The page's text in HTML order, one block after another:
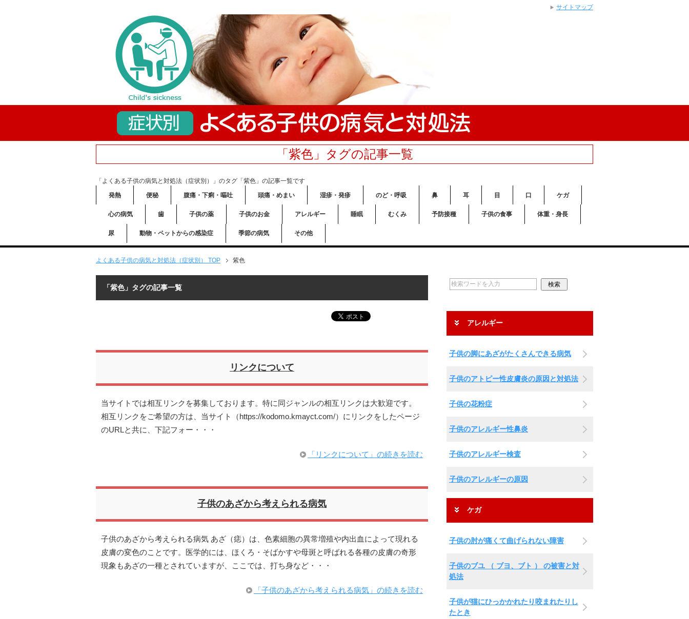
「紫色」タグの記事一覧
「よくある子供の病気と対処法（症状別）」のタグ「紫色」の記事一覧です
発熱
便秘 腹痛・下痢・嘔吐 頭痛・めまい 湿疹・発疹 のど・呼吸 鼻 耳 目 口 ケガ
心の病気 歯 子供の薬 子供のお金 アレルギー 睡眠 むくみ 予防接種 子供の食事 体重・身長
尿 動物・ペットからの感染症 季節の病気 その他
よくある子供の病気と対処法（症状別） TOP 紫色
「紫色」タグの記事一覧
リンクについて
当サイトでは相互リンクを募集しております。特に同ジャンルの相互リンクは大歓迎です。
相互リンクをご希望の方は、当サイト（https://kodomo.kmayct.com/）にリンクをしたページ
のURLと共に、下記フォー・・・
「リンクについて」の続きを読む
子供のあざから考えられる病気
子供のあざから考えられる病気 あざ（痣）は、色素細胞の異常増殖や内出血によって現れる
皮膚の変色のことです。医学的には、ほくろ・そばかすや母斑と呼ばれる各種の皮膚の奇形
現象もあざの一種とされていますが、ここでは、打ち身など・・・
「子供のあざから考えられる病気」の続きを読む
アレルギー
子供の脚にあざがたくさんできる病気
子供のアトピー性皮膚炎の原因と対処法
子供の花粉症
子供のアレルギー性鼻炎
子供のアレルギー検査
子供のアレルギーの原因
ケガ
子供の肘が痛くて曲げられない障害
子供のブユ （ ブヨ、ブト ） の被害と対
処法
子供が猫にひっかかれたり咬まれたりし
たとき
サイトマップ